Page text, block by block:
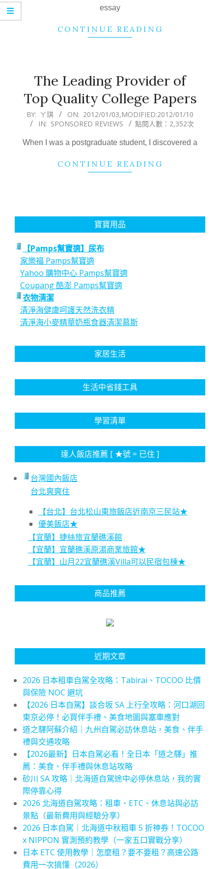
essay
CONTINUE READING
The Leading Provider of
Top Quality College Papers
2012-
01-
03
BY: ㄚ琪 ON: 2012/01/03,MODIFIED:2012/01/10
IN: SPONSORED REVIEWS 點閱人數：2,352次
When I was a postgraduate student, I discovered a
CONTINUE READING
寶寶用品
【Pamps幫寶適】尿布
家樂福 Pamps幫寶適
Yahoo 購物中心 Pamps幫寶適
Coupang 酷澎 Pamps幫寶適
衣物清潔
清淨海健康呵護天然洗衣精
清淨海小麥精華奶瓶食器清潔慕斯
家居生活
生活中省錢工具
學習清單
達人飯店推薦 [ ★號 = 已住 ]
台灣國內飯店
台北爽爽住
【台北】台北松山東旅飯店近南京三民站★
優美飯店★
【宜蘭】捷絲旅宜蘭礁溪館
【宜蘭】宜蘭礁溪原湯商業旅館★
【宜蘭】山月22宜蘭礁溪Villa可以民宿包棟★
商品推薦
近期文章
2026 日本租車自駕全攻略：Tabirai、TOCOO 比價
與保險 NOC 避坑
【2026 日本自駕】談合坂 SA 上行全攻略：河口湖回
東京必停！必買伴手禮、美食地圖與塞車應對
道之驛阿蘇介紹｜九州自駕必訪休息站，美食、伴手
禮與交通攻略
【2026最新】日本自駕必看！全日本「道之驛」推
薦：美食、伴手禮與休息站攻略
砂川 SA 攻略｜北海道自駕途中必停休息站，我的實
際停靠心得
2026 北海道自駕攻略：租車、ETC、休息站與必訪
景點（最新費用與經驗分享）
2026 日本自駕｜北海道中秋租車 5 折神券！TOCOO
x NIPPON 實測預約教學（一家五口實戰分享）
日本 ETC 使用教學｜怎麼租？要不要租？高速公路
費用一次搞懂（2026）